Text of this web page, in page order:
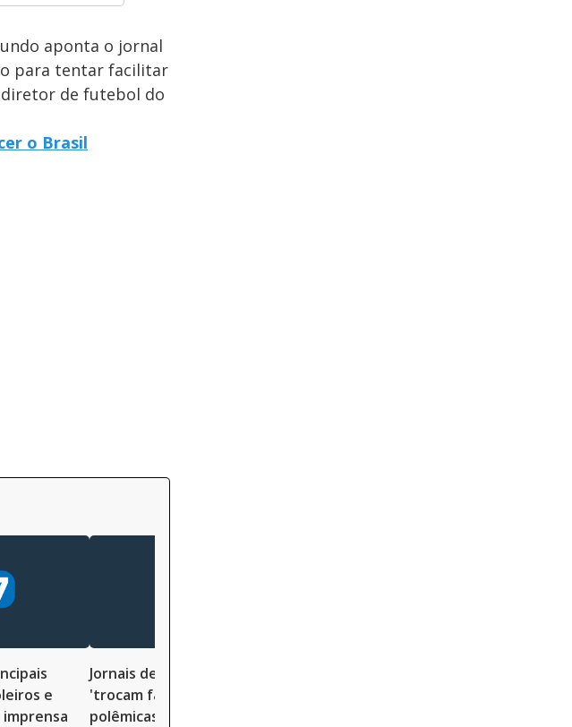
aponta o jornal
para tentar facilitar
diretor de futebol do
o Brasil
e
Jornais de Brasil e Argentina
'trocam farpas' após
polêmicas na semifinal